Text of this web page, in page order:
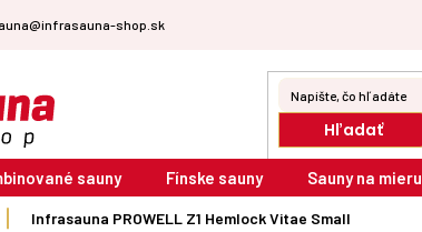
shop.sk
Hľadať
sauny Fínske sauny Sauny na mieru
Infrasauna PROWELL Z1 Hemlock Vitae Small